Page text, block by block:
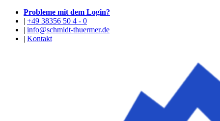
Probleme mit dem Login?
| +49 38356 50 4 - 0
| info@schmidt-thuermer.de
| Kontakt